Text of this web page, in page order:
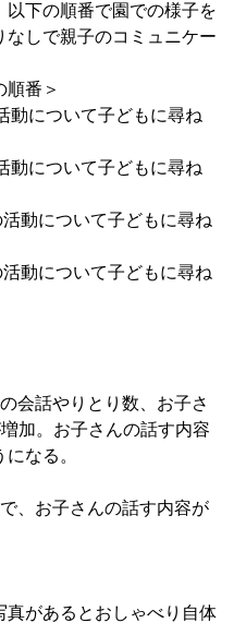
下の順番で園での様子を
しで親子のコミュニケー
順番＞
動について子どもに尋ね
動について子どもに尋ね
動について子どもに尋ね
動について子どもに尋ね
会話やりとり数、お子さ
加。お子さんの話す内容
なる。
、お子さんの話す内容が
があるとおしゃべり自体